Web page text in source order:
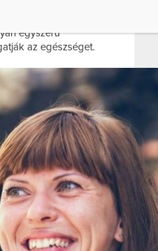
követnek divatos
egyszerű
az egészséget.